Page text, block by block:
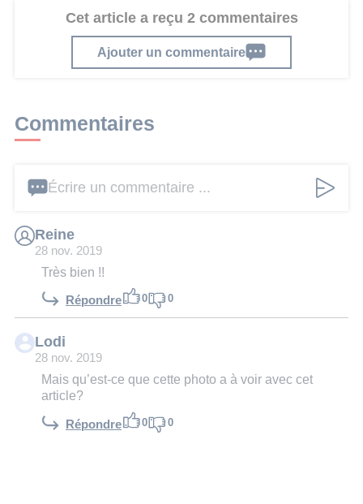
Cet article a reçu 2 commentaires
Ajouter un commentaire
Commentaires
Écrire un commentaire ...
Reine
28 nov. 2019
Très bien !!
Répondre 0 0
Lodi
28 nov. 2019
Mais qu’est-ce que cette photo a à voir avec cet
article?
Répondre 0 0